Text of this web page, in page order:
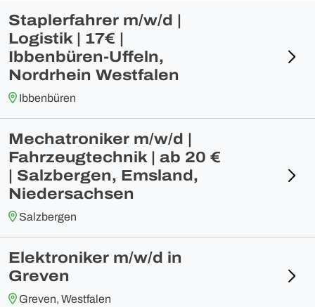
Staplerfahrer m/w/d |
Logistik | 17€ |
Ibbenbüren-Uffeln,
Nordrhein Westfalen
Ibbenbüren
Mechatroniker m/w/d |
Fahrzeugtechnik | ab 20 €
| Salzbergen, Emsland,
Niedersachsen
Salzbergen
Elektroniker m/w/d in
Greven
Greven, Westfalen